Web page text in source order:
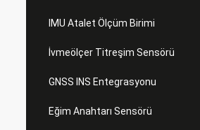
IMU Atalet Ölçüm Birimi
İvmeölçer Titreşim Sensörü
GNSS INS Entegrasyonu
Eğim Anahtarı Sensörü